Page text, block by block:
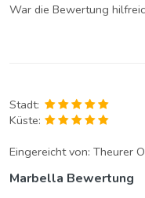
War die Bewertung
Stadt:
Küste:
Eingereicht von: Theurer
Marbella Bewertung